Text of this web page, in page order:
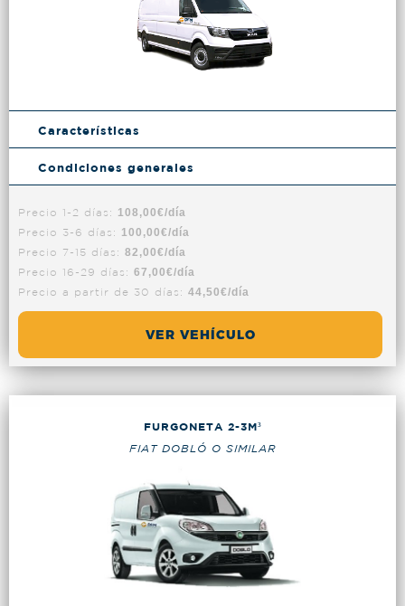
Características
Condiciones generales
Precio 1-2 días: 108,00€/día
Precio 3-6 días: 100,00€/día
Precio 7-15 días: 82,00€/día
Precio 16-29 días: 67,00€/día
Precio a partir de 30 días: 44,50€/día
VER VEHÍCULO
FURGONETA 2-3M³
FIAT DOBLÓ O SIMILAR